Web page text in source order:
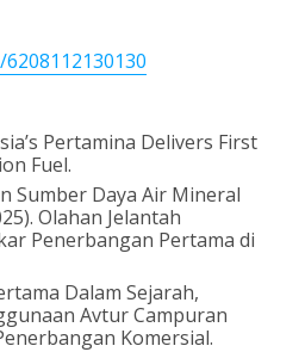
Pertamina Delivers First
Fuel.
Sumber Daya Air Mineral
Olahan Jelantah
Penerbangan Pertama di
Dalam Sejarah,
Avtur Campuran
Komersial.